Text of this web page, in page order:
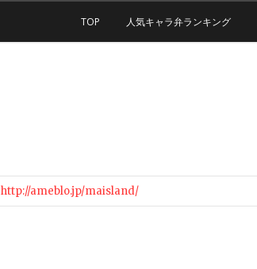
TOP 人気キャラ弁ランキング
http://ameblo.jp/maisland/